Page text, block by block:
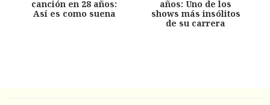
canción en 28 años:
Así es como suena
años: Uno de los
shows más insólitos
de su carrera